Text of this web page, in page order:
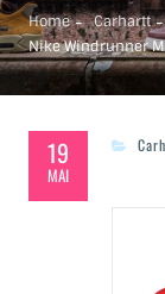
Home
Carhartt
Nike Windrunner
19
MAI